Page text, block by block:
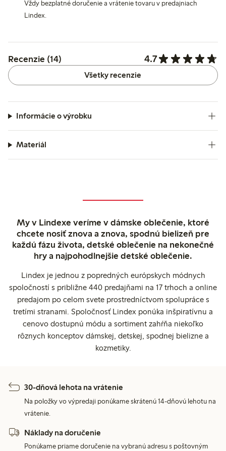
Vždy bezplatné doručenie a vrátenie tovaru v predajniach
Lindex.
Recenzie (14) 4.7
Všetky recenzie
Informácie o výrobku
Materiál
My v Lindexe veríme v dámske oblečenie, ktoré
chcete nosiť znova a znova, spodnú bielizeň pre
každú fázu života, detské oblečenie na nekonečné
hry a najpohodlnejšie detské oblečenie.
Lindex je jednou z popredných európskych módnych
spoločností s približne 440 predajňami na 17 trhoch a online
predajom po celom svete prostredníctvom spolupráce s
tretími stranami. Spoločnosť Lindex ponúka inšpiratívnu a
cenovo dostupnú módu a sortiment zahŕňa niekoľko
rôznych konceptov dámskej, detskej, spodnej bielizne a
kozmetiky.
30-dňová lehota na vrátenie
Na položky vo výpredaji ponúkame skrátenú 14-dňovú lehotu na
vrátenie.
Náklady na doručenie
Ponúkame priame doručenie na vybranú adresu s poštovným